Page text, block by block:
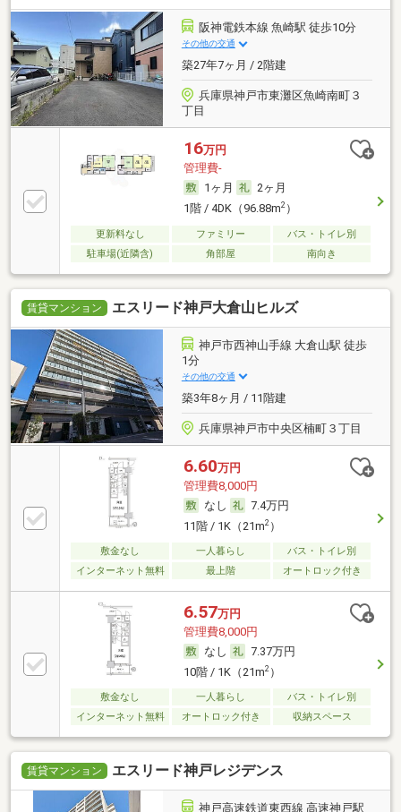
阪神電鉄本線 魚崎駅 徒歩10分
その他の交通
築27年7ヶ月 / 2階建
兵庫県神戸市東灘区魚崎南町３
丁目
16万円
管理費-
1ヶ月
2ヶ月
1階 / 4DK（96.88m2）
更新料なし ファミリー
バス・トイレ別
駐車場(近隣含)
角部屋 南向き
賃貸マンション エスリード神戸大倉山ヒルズ
神戸市西神山手線 大倉山駅 徒歩
1分
その他の交通
築3年8ヶ月 / 11階建
兵庫県神戸市中央区楠町３丁目
6.60万円
管理費8,000円
なし
7.4万円
11階 / 1K（21m2）
敷金なし 一人暮らし
バス・トイレ別
インターネット無料
最上階 オートロック付き
6.57万円
管理費8,000円
なし
7.37万円
10階 / 1K（21m2）
敷金なし 一人暮らし
バス・トイレ別
インターネット無料
オートロック付き 収納スペース
賃貸マンション エスリード神戸レジデンス
神戸高速鉄道東西線 高速神戸駅